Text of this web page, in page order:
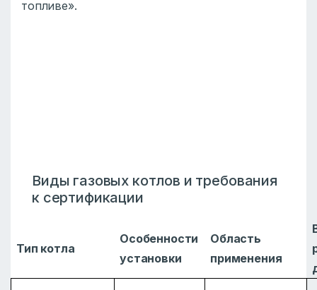
топливе».
Виды газовых котлов и требования
к сертификации
Тип котла
Особенности
установки
Область
применения